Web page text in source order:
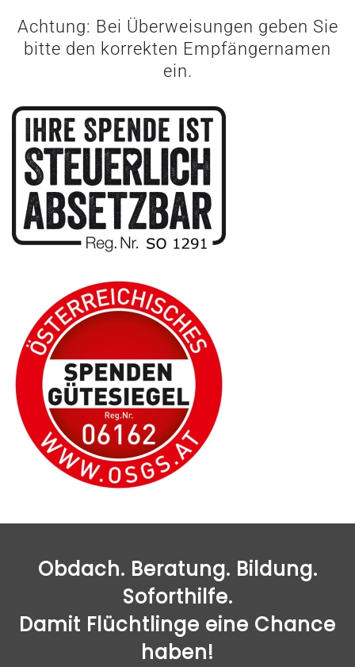
Achtung: Bei Überweisungen geben Sie
bitte den korrekten Empfängernamen
ein.
Obdach. Beratung. Bildung.
Soforthilfe.
Damit Flüchtlinge eine Chance
haben!